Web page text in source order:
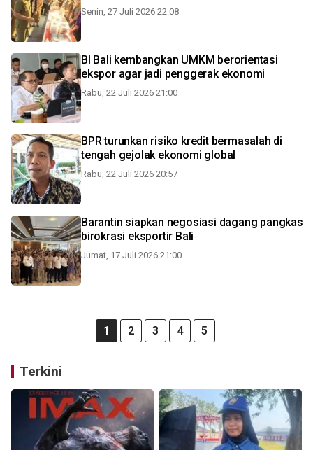
Senin, 27 Juli 2026 22:08
BI Bali kembangkan UMKM berorientasi
ekspor agar jadi penggerak ekonomi
Rabu, 22 Juli 2026 21:00
BPR turunkan risiko kredit bermasalah di
tengah gejolak ekonomi global
Rabu, 22 Juli 2026 20:57
Barantin siapkan negosiasi dagang pangkas
birokrasi eksportir Bali
Jumat, 17 Juli 2026 21:00
1 2 3 4 5
Terkini